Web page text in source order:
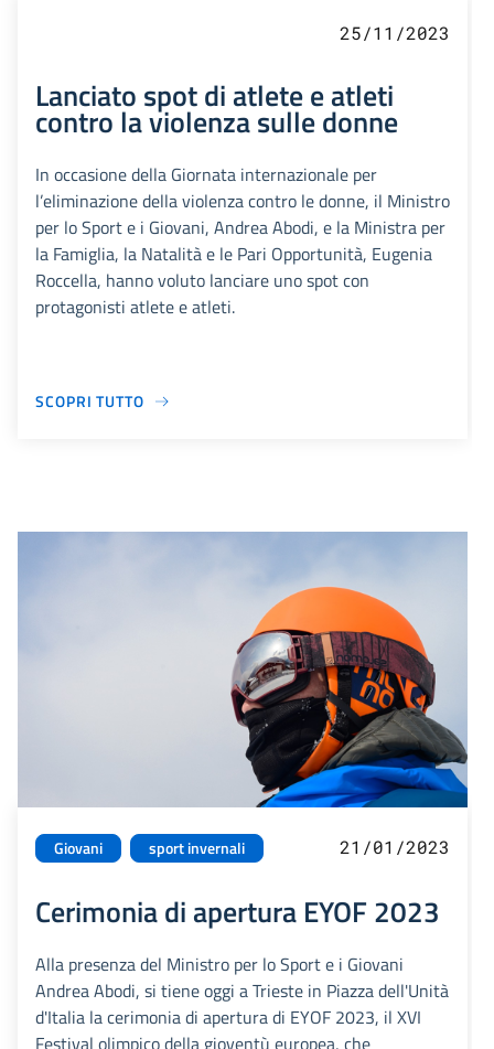
25/11/2023
Lanciato spot di atlete e atleti
contro la violenza sulle donne
In occasione della Giornata internazionale per
l’eliminazione della violenza contro le donne, il Ministro
per lo Sport e i Giovani, Andrea Abodi, e la Ministra per
la Famiglia, la Natalità e le Pari Opportunità, Eugenia
Roccella, hanno voluto lanciare uno spot con
protagonisti atlete e atleti.
SCOPRI TUTTO
Giovani sport invernali 21/01/2023
Cerimonia di apertura EYOF 2023
Alla presenza del Ministro per lo Sport e i Giovani
Andrea Abodi, si tiene oggi a Trieste in Piazza dell'Unità
d'Italia la cerimonia di apertura di EYOF 2023, il XVI
Festival olimpico della gioventù europea, che